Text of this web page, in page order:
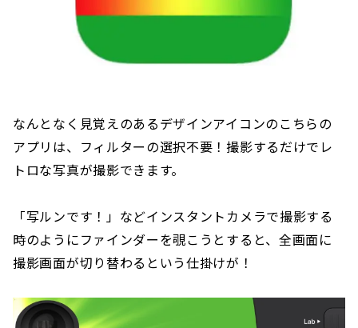
なんとなく見覚えのあるデザインアイコンのこちらの
アプリは、フィルターの選択不要！撮影するだけでレ
トロな写真が撮影できます。
「写ルンです！」などインスタントカメラで撮影する
時のようにファインダーを覗こうとすると、全画面に
撮影画面が切り替わるという仕掛けが！